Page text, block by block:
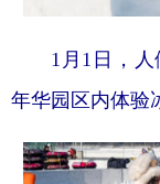
1月1日，人
年华园区内体验